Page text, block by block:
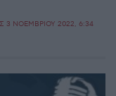
3 ΝΟΕΜΒΡΊΟΥ 2022, 6:34